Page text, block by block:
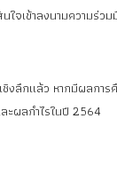
จเข้าลงนามความร่ว
งลึกแล้ว หากมีผลกา
ะผลกำไรในปี 2564